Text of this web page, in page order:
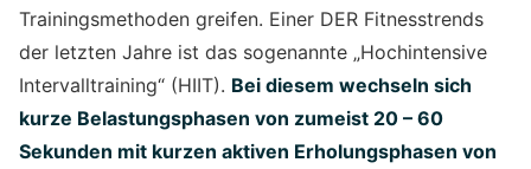
Trainingsmethoden greifen. Einer DER Fitnesstrends
der letzten Jahre ist das sogenannte „Hochintensive
Intervalltraining“ (HIIT). Bei diesem wechseln sich
kurze Belastungsphasen von zumeist 20 – 60
Sekunden mit kurzen aktiven Erholungsphasen von